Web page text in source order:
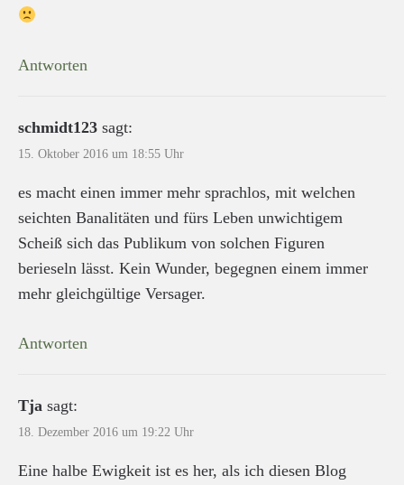
Antworten
schmidt123 sagt:
15. Oktober 2016 um 18:55 Uhr
es macht einen immer mehr sprachlos, mit welchen
seichten Banalitäten und fürs Leben unwichtigem
Scheiß sich das Publikum von solchen Figuren
berieseln lässt. Kein Wunder, begegnen einem immer
mehr gleichgültige Versager.
Antworten
Tja sagt:
18. Dezember 2016 um 19:22 Uhr
Eine halbe Ewigkeit ist es her, als ich diesen Blog